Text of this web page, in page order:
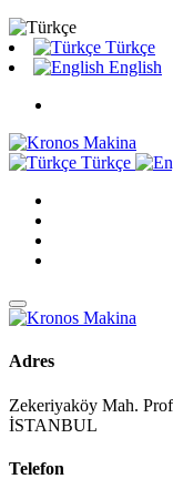
Türkçe
English
Türkçe
Adres
Zekeriyaköy Mah.
İSTANBUL
Telefon